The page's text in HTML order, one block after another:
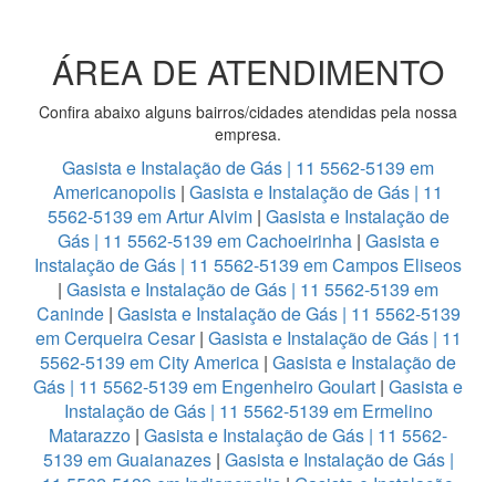
ÁREA DE ATENDIMENTO
Confira abaixo alguns bairros/cidades atendidas pela nossa
empresa.
Gasista e Instalação de Gás | 11 5562-5139 em
Americanopolis | Gasista e Instalação de Gás | 11
5562-5139 em Artur Alvim | Gasista e Instalação de
Gás | 11 5562-5139 em Cachoeirinha| Gasista e
Instalação de Gás | 11 5562-5139 em Campos Eliseos
| Gasista e Instalação de Gás | 11 5562-5139 em
Caninde| Gasista e Instalação de Gás | 11 5562-5139
em Cerqueira Cesar| Gasista e Instalação de Gás | 11
5562-5139 em City America | Gasista e Instalação de
Gás | 11 5562-5139 em Engenheiro Goulart | Gasista e
Instalação de Gás | 11 5562-5139 em Ermelino
Matarazzo | Gasista e Instalação de Gás | 11 5562-
5139 em Guaianazes| Gasista e Instalação de Gás |